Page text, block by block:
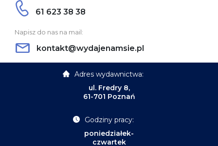
61 623 38 38
Napisz do nas na mail:
kontakt@wydajenamsie.pl
Adres wydawnictwa:
ul. Fredry 8,
61-701 Poznań
Godziny pracy:
poniedziałek-
czwartek